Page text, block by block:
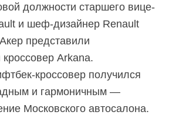
должности старшего вице-
и шеф-дизайнер Renault
представили
Arkana.
кроссовер получился
и гармоничным —
Московского автосалона.